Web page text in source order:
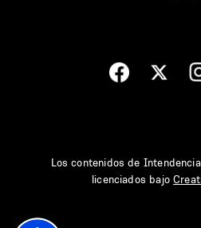
Los contenidos de
licenciados bajo